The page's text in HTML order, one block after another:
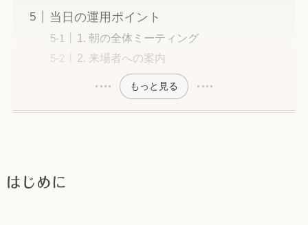
当日の運用ポイント
1. 朝の全体ミーティング
2. 来場者への案内
もっと見る
はじめに